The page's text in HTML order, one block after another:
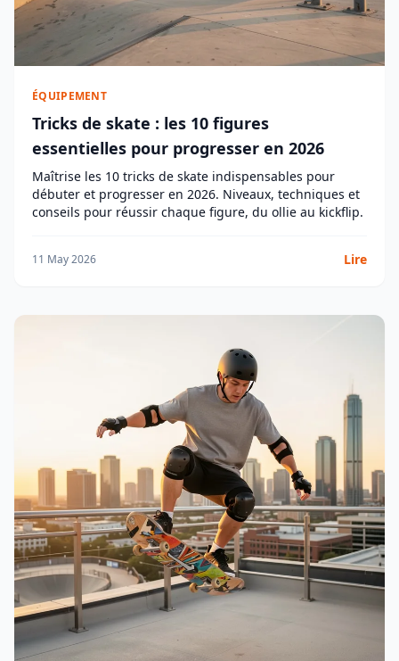
ÉQUIPEMENT
Tricks de skate : les 10 figures
essentielles pour progresser en 2026
Maîtrise les 10 tricks de skate indispensables pour
débuter et progresser en 2026. Niveaux, techniques et
conseils pour réussir chaque figure, du ollie au kickflip.
11 May 2026 Lire